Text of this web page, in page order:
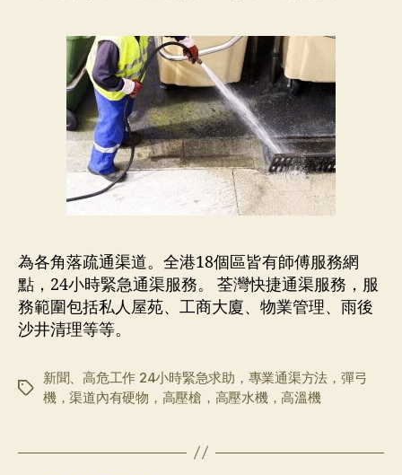
為各角落疏通渠道。全港18個區皆有師傅服務網
點，24小時緊急通渠服務。 荃灣快捷通渠服務，服
務範圍包括私人屋苑、工商大廈、物業管理、雨後
沙井清理等等。
标
新聞、高危工作 24小時緊急求助，專業通渠方法，彈弓
機，渠道內有硬物，高壓槍，高壓水機，高溫機